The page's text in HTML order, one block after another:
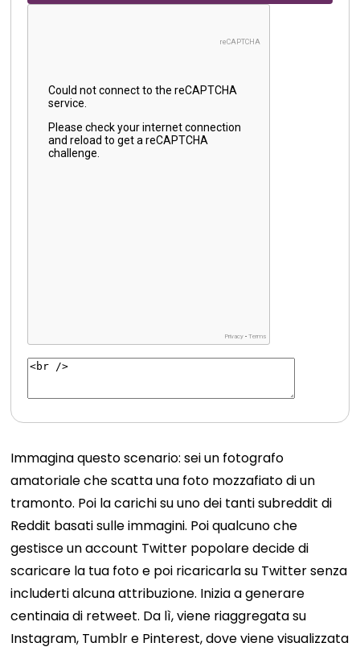
Immagina questo scenario: sei un fotografo
amatoriale che scatta una foto mozzafiato di un
tramonto. Poi la carichi su uno dei tanti subreddit di
Reddit basati sulle immagini. Poi qualcuno che
gestisce un account Twitter popolare decide di
scaricare la tua foto e poi ricaricarla su Twitter senza
includerti alcuna attribuzione. Inizia a generare
centinaia di retweet. Da lì, viene riaggregata su
Instagram, Tumblr e Pinterest, dove viene visualizzata